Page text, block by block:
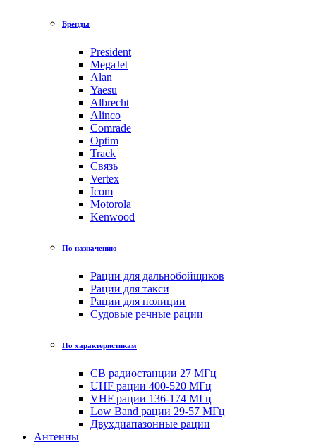
Бренды
President
MegaJet
Alan
Yaesu
Albrecht
Alinco
Comrade
Optim
Track
Связь
Vertex
Icom
Motorola
Kenwood
По назначению
Рации для дальнобойщиков
Рации для такси
Рации для полиции
Судовые речные рации
По характеристикам
CB радиостанции 27 МГц
UHF рации 400-520 МГц
VHF рации 136-174 МГц
Low Band рации 29-57 МГц
Двухдиапазонные рации
Антенны